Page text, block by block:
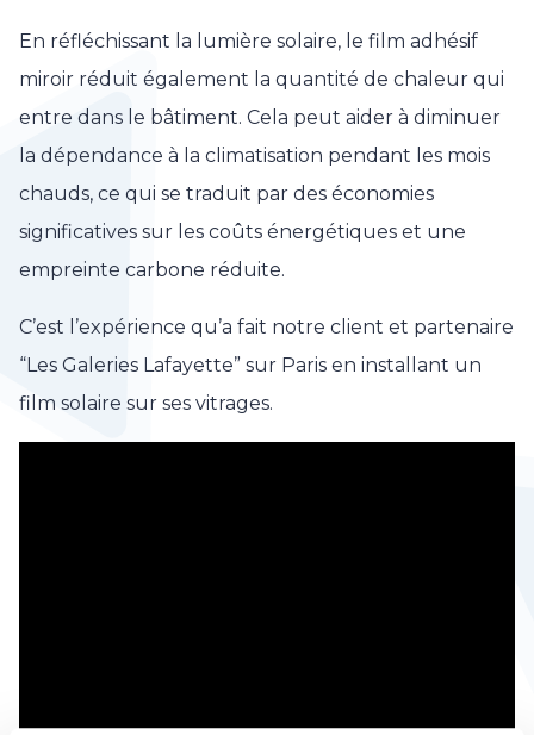
En réfléchissant la lumière solaire, le film adhésif
miroir réduit également la quantité de chaleur qui
entre dans le bâtiment. Cela peut aider à diminuer
la dépendance à la climatisation pendant les mois
chauds, ce qui se traduit par des économies
significatives sur les coûts énergétiques et une
empreinte carbone réduite.
C’est l’expérience qu’a fait notre client et partenaire
“Les Galeries Lafayette” sur Paris en installant un
film solaire sur ses vitrages.